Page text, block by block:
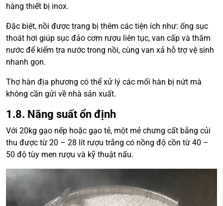
hàng thiết bị inox.
Đặc biệt, nồi được trang bị thêm các tiện ích như: ống sục
thoát hơi giúp sục đảo cơm rượu liên tục, van cấp và thăm
nước để kiểm tra nước trong nồi, cùng van xả hỗ trợ vệ sinh
nhanh gọn.
Thợ hàn địa phương có thể xử lý các mối hàn bị nứt mà
không cần gửi về nhà sản xuất.
1.8. Năng suất ổn định
Với 20kg gạo nếp hoặc gạo tẻ, một mẻ chưng cất bằng củi
thu được từ 20 – 28 lít rượu trắng có nồng độ cồn từ 40 –
50 độ tùy men rượu và kỹ thuật nấu.